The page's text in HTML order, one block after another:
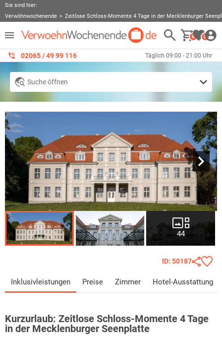
Sie sind hier:
Verwöhnwochenende
Zeitlose Schloss-Momente 4 Tage in der Mecklenburger
0 0
02065 / 49 ‌99 116 Täglich 09:00 - 21:00 Uhr
Suche öffnen
44
ID: 50187
Inklusivleistungen Preise Zimmer Hotel-Ausstattung
Kurzurlaub: Zeitlose Schloss-Momente 4 Tage
in der Mecklenburger Seenplatte